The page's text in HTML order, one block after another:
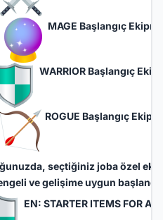
MAGE Başlangıç
WARRIOR Başlangıç
ROGUE Başlangıç
seçtiğiniz joba özel
ve gelişime uygun
EN: STARTER ITEMS FOR